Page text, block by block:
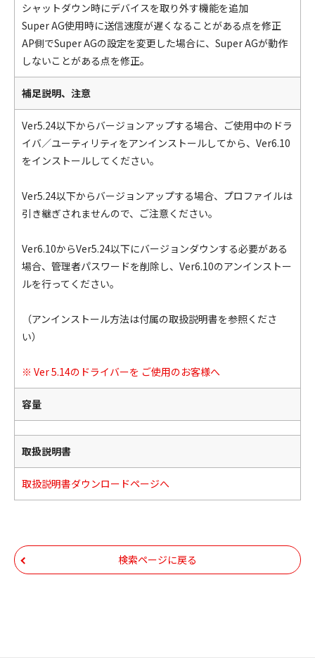
シャットダウン時にデバイスを取り外す機能を追加
Super AG使用時に送信速度が遅くなることがある点を修正
AP側でSuper AGの設定を変更した場合に、Super AGが動作
しないことがある点を修正。
補足説明、注意
Ver5.24以下からバージョンアップする場合、ご使用中のドラ
イバ／ユーティリティをアンインストールしてから、Ver6.10
をインストールしてください。
Ver5.24以下からバージョンアップする場合、プロファイルは
引き継ぎされませんので、ご注意ください。
Ver6.10からVer5.24以下にバージョンダウンする必要がある
場合、管理者パスワードを削除し、Ver6.10のアンインストー
ルを行ってください。
（アンインストール方法は付属の取扱説明書を参照くださ
い）
※ Ver 5.14のドライバーを ご使用のお客様へ
容量
取扱説明書
取扱説明書ダウンロードページへ
検索ページに戻る